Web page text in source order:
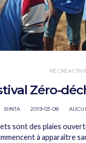
Zéro-
BINTA 2019-03-08
sont des plaies
à apparaître